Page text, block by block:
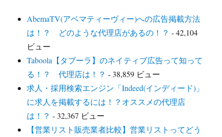
AbemaTV(アベマティーヴィー)への広告掲載方法
は！？ どのような代理店があるの！？ - 42,104
ビュー
Taboola【タブーラ】のネイティブ広告って知って
る！？ 代理店は！？ - 38,859 ビュー
求人・採用検索エンジン「Indeed(インディード)」
に求人を掲載するには！？オススメの代理店
は！？ - 32,367 ビュー
【営業リスト販売業者比較】営業リストってどう